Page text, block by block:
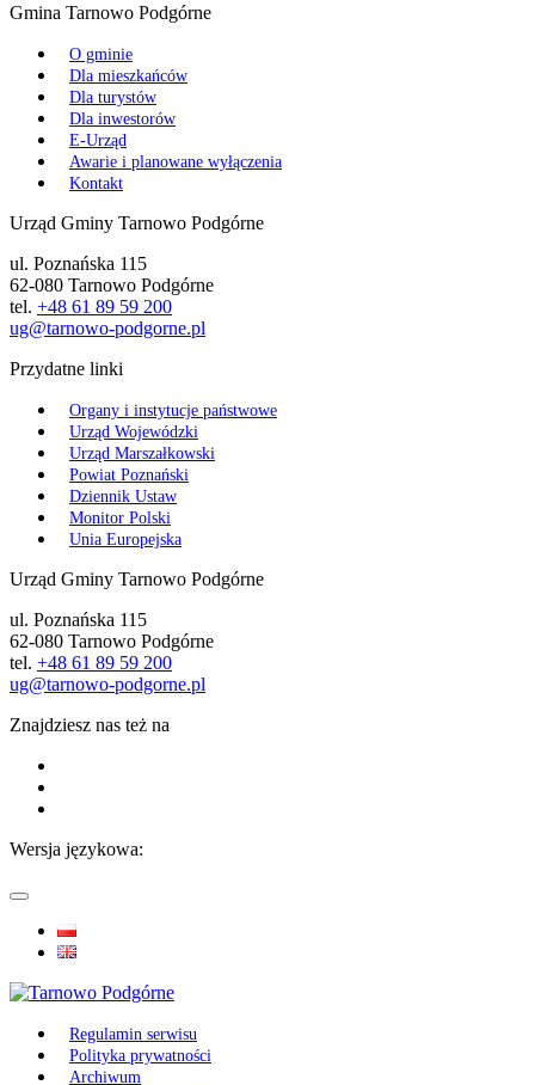
Gmina Tarnowo Podgórne
O gminie
Dla mieszkańców
Dla turystów
Dla inwestorów
E-Urząd
Awarie i planowane wyłączenia
Kontakt
Urząd Gminy Tarnowo Podgórne
ul. Poznańska 115
62-080 Tarnowo Podgórne
tel. +48 61 89 59 200
ug@tarnowo-podgorne.pl
Przydatne linki
Organy i instytucje państwowe
Urząd Wojewódzki
Urząd Marszałkowski
Powiat Poznański
Dziennik Ustaw
Monitor Polski
Unia Europejska
Urząd Gminy Tarnowo Podgórne
ul. Poznańska 115
62-080 Tarnowo Podgórne
tel. +48 61 89 59 200
ug@tarnowo-podgorne.pl
Znajdziesz nas też na
Wersja językowa:
Regulamin serwisu
Polityka prywatności
Archiwum